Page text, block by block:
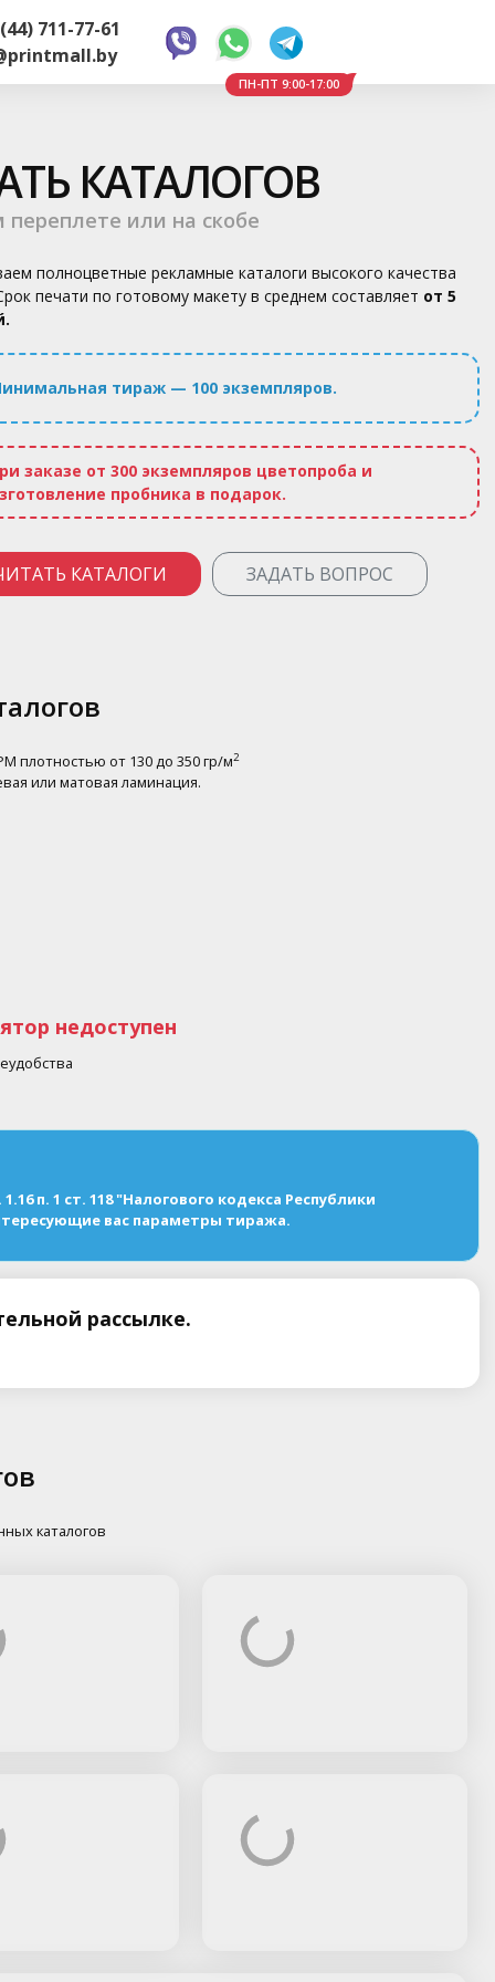
711-77-61
ПН-ПТ 9:00-17:00
КАТАЛОГОВ
переплете или на скобе
полноцветные рекламные каталоги высокого качества
печати по готовому макету в среднем составляет от 5
тираж — 100 экземпляров.
заказе от 300 экземпляров цветопроба и
пробника в подарок.
КАТАЛОГИ ЗАДАТЬ ВОПРОС
плотностью от 130 до 350 гр/м2
или матовая ламинация.
недоступен
п. 1 ст. 118 "Налогового кодекса Республики
вас параметры тиража.
рассылке.
каталогов